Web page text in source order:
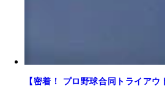
【密着！ プロ野球合同トライア